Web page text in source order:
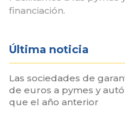
financiación.
Última noticia
Las sociedades de
de euros a pymes y
que el año anterior